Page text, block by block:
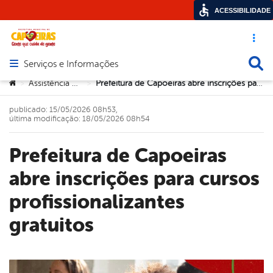
Acesso
Abrir menu principal de navegação
Serviços e Informações
Você está aqui:
> Assistência Social > Prefeitura de Capoeiras abre inscrições para cursos profissionalizantes gratuitos
Prefeitura de Capoeiras
abre inscrições para cursos
profissionalizantes
gratuitos
publicado: 15/05/2026 08h53,
última modificação: 18/05/2026 08h54
ACESSIBILIDADE